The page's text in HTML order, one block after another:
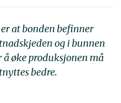
at bonden befinner
og i bunnen
øke produksjonen må
bedre.